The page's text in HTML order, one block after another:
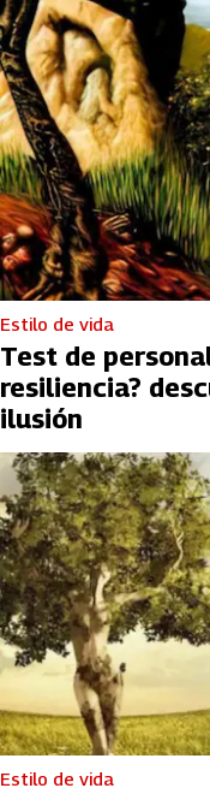
Estilo de vida
Test de
resiliencia?
ilusión
Estilo de vida